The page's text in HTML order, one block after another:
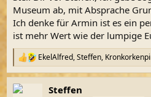
Museum ab, mit Absprache
Ich denke für Armin ist es ein
ist mehr Wert wie der lumpige
R
e
a
k
EkelAlfred,Steffen,
Steffen